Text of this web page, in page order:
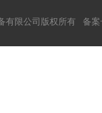
有限公司版权所有 备案